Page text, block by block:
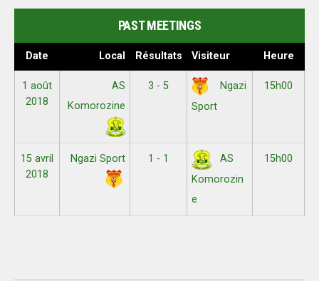
PAST MEETINGS
Date Local Résultats Visiteur Heure
1 août
2018
AS
Komorozine
3 - 5
Ngazi
Sport
15h00
15 avril
2018
Ngazi Sport 1 - 1
AS
Komorozin
e
15h00